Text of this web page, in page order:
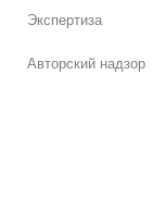
Экспертиза
Авторский надзор